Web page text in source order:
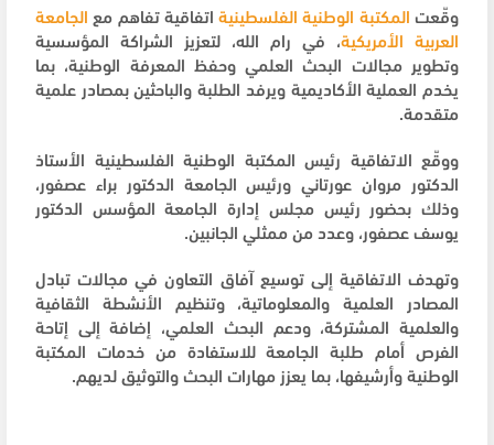
وقّعت المكتبة الوطنية الفلسطينيةاتفاقية تفاهم مع الجامعة
العربية الأمريكية، في رام الله، لتعزيز الشراكة المؤسسية
وتطوير مجالات البحث العلمي وحفظ المعرفة الوطنية، بما
يخدم العملية الأكاديمية ويرفد الطلبة والباحثين بمصادر علمية
متقدمة.
ووقّع الاتفاقية رئيس المكتبة الوطنية الفلسطينية الأستاذ
الدكتور مروان عورتاني ورئيس الجامعة الدكتور براء عصفور،
وذلك بحضور رئيس مجلس إدارة الجامعة المؤسس الدكتور
يوسف عصفور، وعدد من ممثلي الجانبين.
وتهدف الاتفاقية إلى توسيع آفاق التعاون في مجالات تبادل
المصادر العلمية والمعلوماتية، وتنظيم الأنشطة الثقافية
والعلمية المشتركة، ودعم البحث العلمي، إضافة إلى إتاحة
الفرص أمام طلبة الجامعة للاستفادة من خدمات المكتبة
الوطنية وأرشيفها، بما يعزز مهارات البحث والتوثيق لديهم.